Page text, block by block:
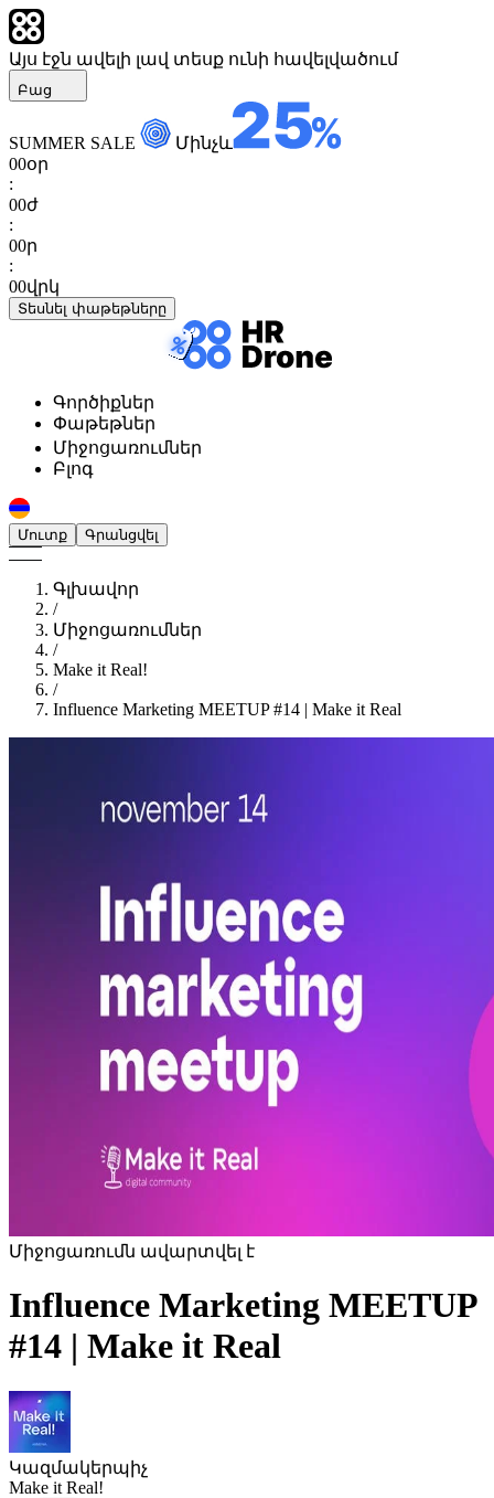
Այս էջն ավելի լավ տեսք ունի հավելվածում
Բաց
SUMMER SALE
Մինչև
00օր
:
00ժ
:
00ր
:
00վրկ
Տեսնել փաթեթները
Գործիքներ
Փաթեթներ
Միջոցառումներ
Բլոգ
Մուտք Գրանցվել
Գլխավոր
/
Միջոցառումներ
/
Make it Real!
/
Influence Marketing MEETUP #14 | Make it Real
Միջոցառումն ավարտվել է
Influence Marketing MEETUP
#14 | Make it Real
Կազմակերպիչ
Make it Real!